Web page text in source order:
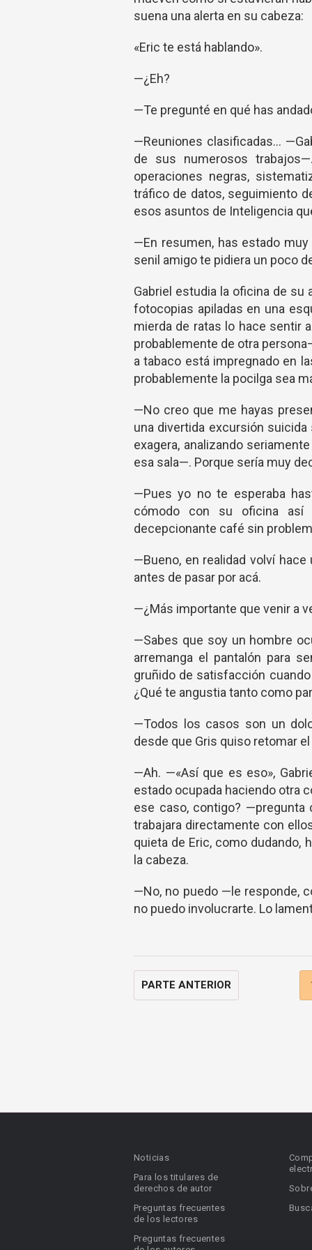
suena una alerta en su cabeza:
«Eric te está hablando».
—¿Eh?
—Te pregunté en qué has
—Reuniones clasificadas…
de sus numerosos
operaciones negras,
tráfico de datos, seguimiento
esos asuntos de Inteligencia
—En resumen, has estado
senil amigo te pidiera un poco
Gabriel estudia la oficina de su
fotocopias apiladas en una
mierda de ratas lo hace sentir
probablemente de otra
a tabaco está impregnado en
probablemente la pocilga sea
—No creo que me hayas
una divertida excursión
exagera, analizando
esa sala—. Porque sería muy
—Pues yo no te esperaba
cómodo con su oficina así
decepcionante café sin
—Bueno, en realidad volví
antes de pasar por acá.
—¿Más importante que venir a
—Sabes que soy un hombre
arremanga el pantalón para
gruñido de satisfacción
¿Qué te angustia tanto como
—Todos los casos son un
desde que Gris quiso retomar
—Ah. —«Así que es eso»,
estado ocupada haciendo otra
ese caso, contigo? —pregunta
trabajara directamente con
quieta de Eric, como dudando,
la cabeza.
—No, no puedo —le responde,
no puedo involucrarte. Lo
PARTE ANTERIOR
Noticias
Para los titulares de
derechos de autor
Preguntas frecuentes
de los lectores
Preguntas frecuentes